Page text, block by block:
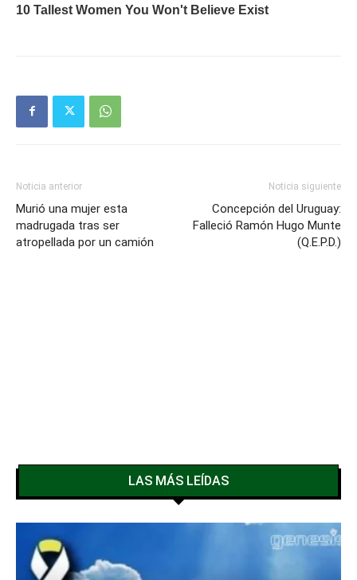
Noticia anterior
Murió una mujer esta
madrugada tras ser
atropellada por un camión
Noticia siguiente
Concepción del Uruguay:
Falleció Ramón Hugo Munte
(Q.E.P.D.)
LAS MÁS LEÍDAS